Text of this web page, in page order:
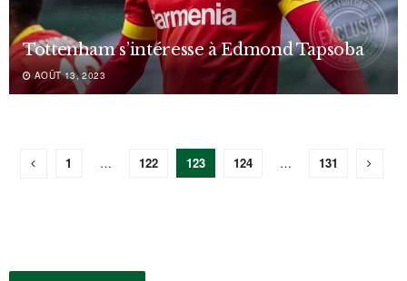
Tottenham s’intéresse à Edmond Tapsoba
AOÛT 13, 2023
1 … 122 123 124 … 131